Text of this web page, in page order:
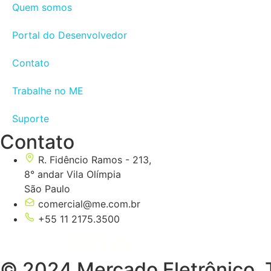
Quem somos
Portal do Desenvolvedor
Contato
Trabalhe no ME
Suporte
Contato
R. Fidêncio Ramos - 213,
8° andar Vila Olímpia
São Paulo
comercial@me.com.br
+55 11 2175.3500